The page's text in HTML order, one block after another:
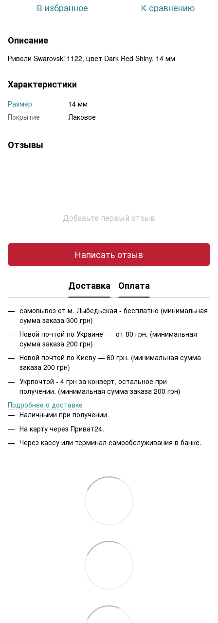
В избранное К сравнению
Описание
Риволи Swarovski 1122, цвет Dark Red Shiny, 14 мм
Характеристики
Размер
14 мм
Покрытие
Лаковое
Отзывы
Добавьте первый отзыв
Написать отзыв
Доставка Оплата
самовывоз от м. Лыбедьская - бесплатно (минимальная
сумма заказа 300 грн)
Новой почтой по Украине — от 80 грн. (минимальная
сумма заказа 200 грн)
Новой почтой по Киеву — 60 грн. (минимальная сумма
заказа 200 грн)
Укрпочтой - 4 грн за конверт, остальное при
получении. (минимальная сумма заказа 200 грн)
Подробнее о доставке
Наличными при получении.
На карту через Приват24.
Через кассу или терминал самообслуживания в банке.